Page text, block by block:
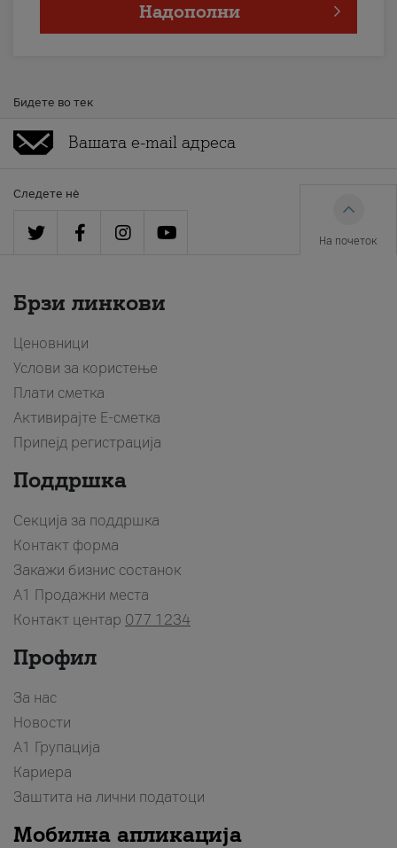
Надополни
Бидете во тек
Следете нè
На почеток
Брзи линкови
Ценовници
Услови за користење
Плати сметка
Активирајте Е-сметка
Припејд регистрација
Поддршка
Секција за поддршка
Контакт форма
Закажи бизнис состанок
A1 Продажни места
Контакт центар 077 1234
Профил
За нас
Новости
А1 Групација
Кариера
Заштита на лични податоци
Мобилна апликација